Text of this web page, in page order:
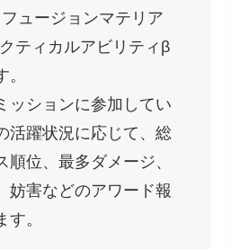
ュージョンマテリア
ティカルアビリティβ
ッションに参加してい
活躍状況に応じて、総
順位、最多ダメージ、
妨害などのアワード報
。